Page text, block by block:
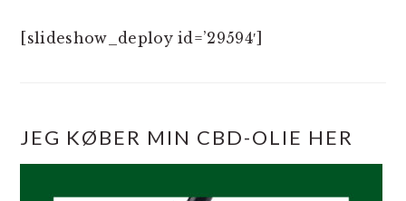
[slideshow_deploy id=’29594′]
JEG KØBER MIN CBD-OLIE HER